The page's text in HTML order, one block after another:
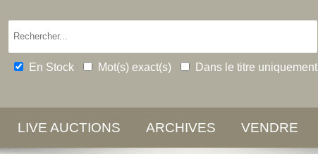
En Stock Mot(s) exact(s) Dans le titre uniquement
LIVE AUCTIONS ARCHIVES VENDRE